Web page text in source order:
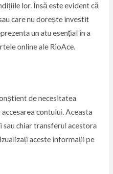
lor. Însă este evident că
care nu dorește investit
un atu esențial în a
online ale RioAce.
de necesitatea
contului. Aceasta
chiar transferul acestora
aceste informații pe